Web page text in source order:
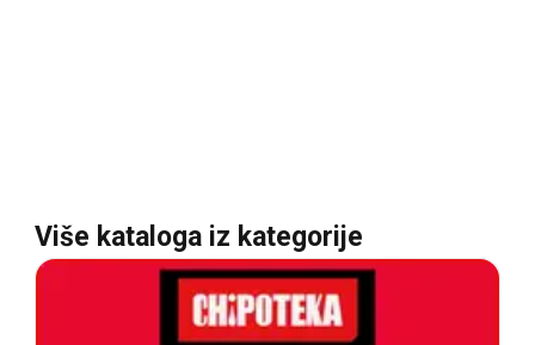
Više kataloga iz kategorije